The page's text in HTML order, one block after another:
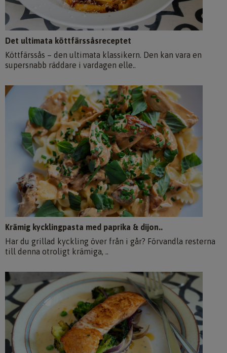
Det ultimata köttfärssåsreceptet
Köttfärssås – den ultimata klassikern. Den kan vara en
supersnabb räddare i vardagen elle..
Krämig kycklingpasta med paprika & dijon..
Har du grillad kyckling över från i går? Förvandla resterna
till denna otroligt krämiga, ..